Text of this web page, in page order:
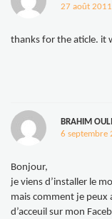
27 août
thanks for the aticle. it
BRAHIM
6 septembre
Bonjour,
je viens d’installer le
mais comment je peux
d’acceuil sur mon